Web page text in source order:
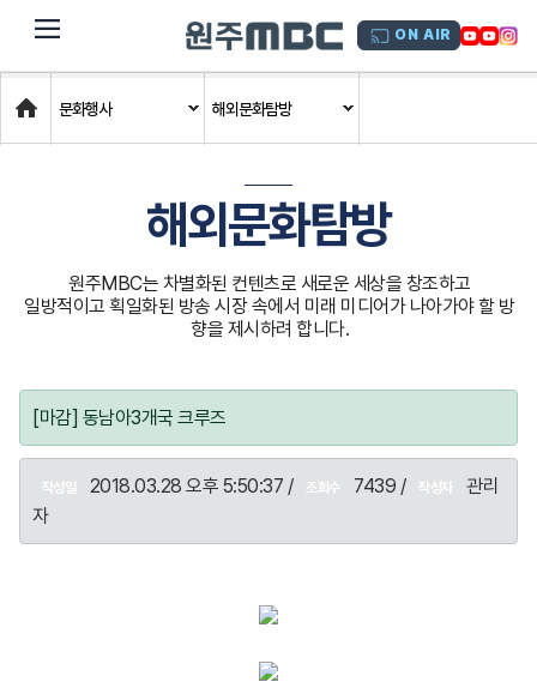
dehaze ON AIR
Home
문화행사 해외문화탐방
해외문화탐방
원주MBC는 차별화된 컨텐츠로 새로운 세상을 창조하고
일방적이고 획일화된 방송 시장 속에서 미래 미디어가 나아가야 할 방
향을 제시하려 합니다.
[마감] 동남아3개국 크루즈
작성일 2018.03.28 오후 5:50:37 / 조회수 7439 / 작성자
관리
자